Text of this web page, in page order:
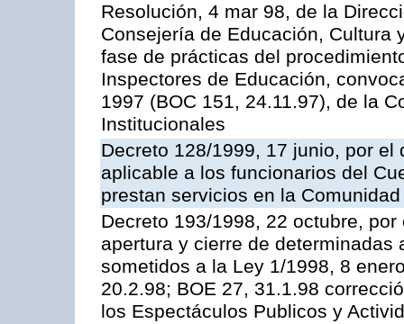
Resolución, 4 mar 98, de la
Consejería de Educación, Cultura
fase de prácticas del
Inspectores de Educación,
1997 (BOC 151, 24.11.97), de la
Institucionales
Decreto 128/1999, 17 junio, por
aplicable a los funcionarios del
prestan servicios en la
Decreto 193/1998, 22 octubre,
apertura y cierre de
sometidos a la Ley 1/1998, 8
20.2.98; BOE 27, 31.1.98
los Espectáculos Publicos y